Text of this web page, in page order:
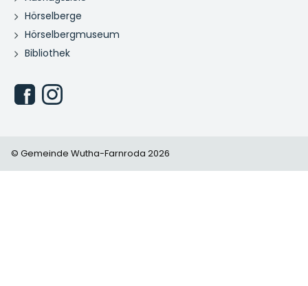
Hörselberge
Hörselbergmuseum
Bibliothek
© Gemeinde Wutha-Farnroda 2026